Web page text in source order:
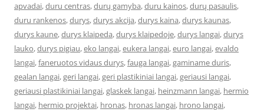
apvadai,duru centras,durų gamyba,duru kainos,durų pasaulis,
duru rankenos,durys,durys akcija,durys kaina,durys kaunas,
durys kaune,durys klaipeda,durys klaipedoje,durys langai,durys
lauko,durys pigiau,eko langai,eukera langai,euro langai,evaldo
langai,faneruotos vidaus durys,fauga langai,gaminame duris,
gealan langai,geri langai,geri plastikiniai langai,geriausi langai,
geriausi plastikiniai langai,glaskek langai, heinzmann langai, hermio
langai, hermio projektai, hronas, hronas langai, hrono langai,